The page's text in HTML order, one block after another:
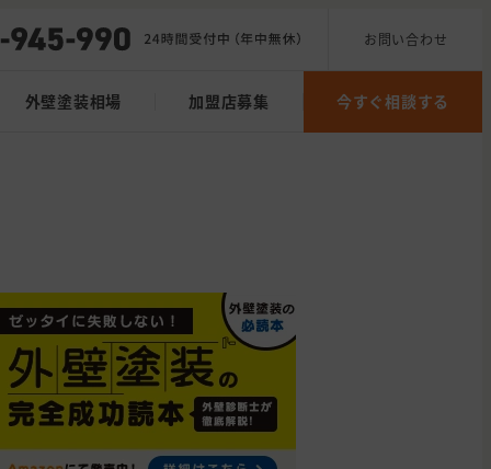
お問い合わせ
外壁塗装相場 加盟店募集 今すぐ相談する